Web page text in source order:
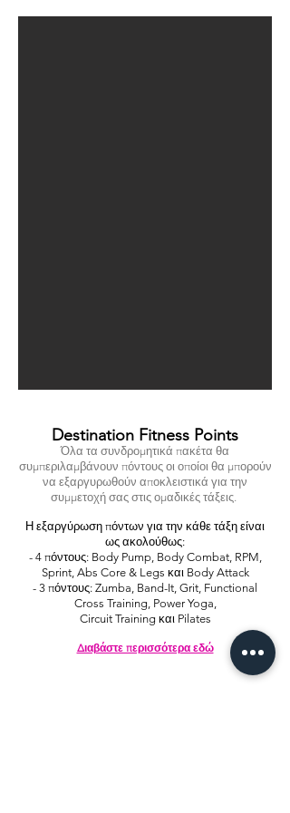
Destination Fitness Points
Όλα τα συνδρομητικά πακέτα θα
συμπεριλαμβάνουν πόντους οι οποίοι θα μπορούν
να εξαργυρωθούν αποκλειστικά για την
συμμετοχή σας στις ομαδικές τάξεις.
Η εξαργύρωση πόντων για την κάθε τάξη είναι
ως ακολούθως:
- 4 πόντους: Body Pump, Body Combat, RPM,
Sprint, Abs Core & Legs και Body Attack
- 3 πόντους: Zumba, Band-It, Grit, Functional
Cross Training, Power Yoga,
Circuit Training και Pilates
Διαβάστε περισσότερα εδώ